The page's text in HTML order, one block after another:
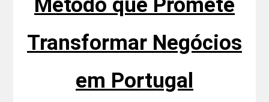
Método que Promete
Transformar Negócios
em Portugal